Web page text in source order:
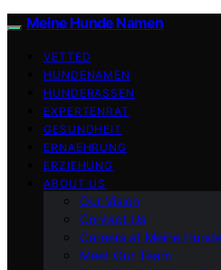
Meine Hunde Namen
VETTED
HUNDENAMEN
HUNDERASSEN
EXPERTENRAT
GESUNDHEIT
ERNAEHRUNG
ERZIEHUNG
ABOUT US
Our Vision
Contact Us
Careers at Meine
Meet Our Team